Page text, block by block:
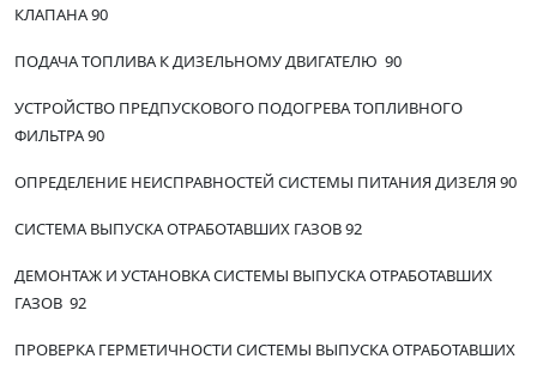
КЛАПАНА 90
ПОДАЧА ТОПЛИВА К ДИЗЕЛЬНОМУ ДВИГАТЕЛЮ 90
УСТРОЙСТВО ПРЕДПУСКОВОГО ПОДОГРЕВА ТОПЛИВНОГО
ФИЛЬТРА 90
ОПРЕДЕЛЕНИЕ НЕИСПРАВНОСТЕЙ СИСТЕМЫ ПИТАНИЯ ДИЗЕЛЯ 90
СИСТЕМА ВЫПУСКА ОТРАБОТАВШИХ ГАЗОВ 92
ДЕМОНТАЖ И УСТАНОВКА СИСТЕМЫ ВЫПУСКА ОТРАБОТАВШИХ
ГАЗОВ 92
ПРОВЕРКА ГЕРМЕТИЧНОСТИ СИСТЕМЫ ВЫПУСКА ОТРАБОТАВШИХ